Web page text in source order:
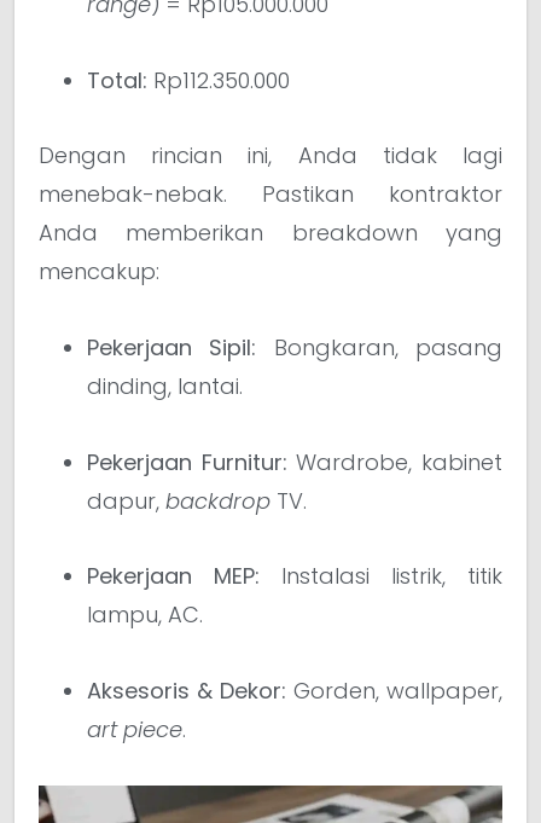
Total: Rp112.350.000
Dengan rincian ini, Anda tidak lagi
menebak-nebak. Pastikan kontraktor
Anda memberikan breakdown yang
mencakup:
Pekerjaan Sipil: Bongkaran, pasang
dinding, lantai.
Pekerjaan Furnitur: Wardrobe, kabinet
dapur, backdrop TV.
Pekerjaan MEP: Instalasi listrik, titik
lampu, AC.
Aksesoris & Dekor: Gorden, wallpaper,
art piece.